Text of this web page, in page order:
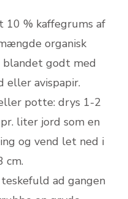
10 % kaffegrums af
organisk
godt med
eller avispapir.
potte: drys 1-2
liter jord som en
og vend let ned i
cm.
ad gangen